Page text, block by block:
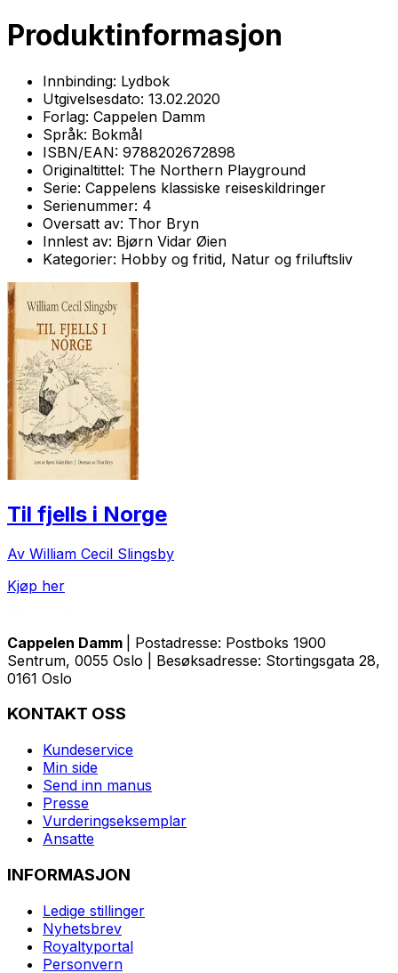
Produktinformasjon
Innbinding: Lydbok
Utgivelsesdato: 13.02.2020
Forlag: Cappelen Damm
Språk: Bokmål
ISBN/EAN: 9788202672898
Originaltittel: The Northern Playground
Serie: Cappelens klassiske reiseskildringer
Serienummer: 4
Oversatt av: Thor Bryn
Innlest av: Bjørn Vidar Øien
Kategorier: Hobby og fritid, Natur og friluftsliv
Til fjells i Norge
Av William Cecil Slingsby
Kjøp her
Cappelen Damm
| Postadresse: Postboks 1900
Sentrum, 0055 Oslo | Besøksadresse: Stortingsgata 28,
0161 Oslo
KONTAKT OSS
Kundeservice
Min side
Send inn manus
Presse
Vurderingseksemplar
Ansatte
INFORMASJON
Ledige stillinger
Nyhetsbrev
Royaltyportal
Personvern